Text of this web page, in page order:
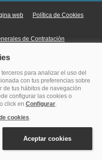
web Política de Cookies
de Contratación
© Copyright Veturis Travel S.A.
nº I-AV0000879.4 Tel: +34